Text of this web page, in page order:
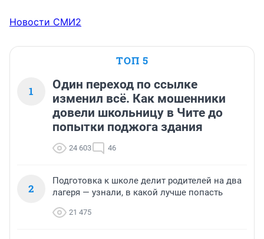
Новости СМИ2
ТОП 5
1
Один переход по ссылке
изменил всё. Как мошенники
довели школьницу в Чите до
попытки поджога здания
24 603 46
2
Подготовка к школе делит родителей на два
лагеря — узнали, в какой лучше попасть
21 475